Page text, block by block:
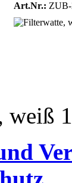
Art.Nr.:
weiß